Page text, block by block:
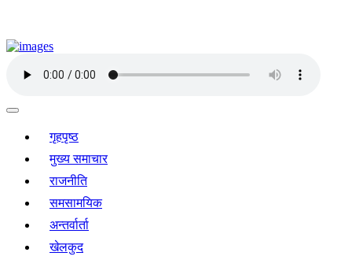
गृहपृष्ठ
मुख्य समाचार
राजनीति
समसामयिक
अन्तर्वार्ता
खेलकुद